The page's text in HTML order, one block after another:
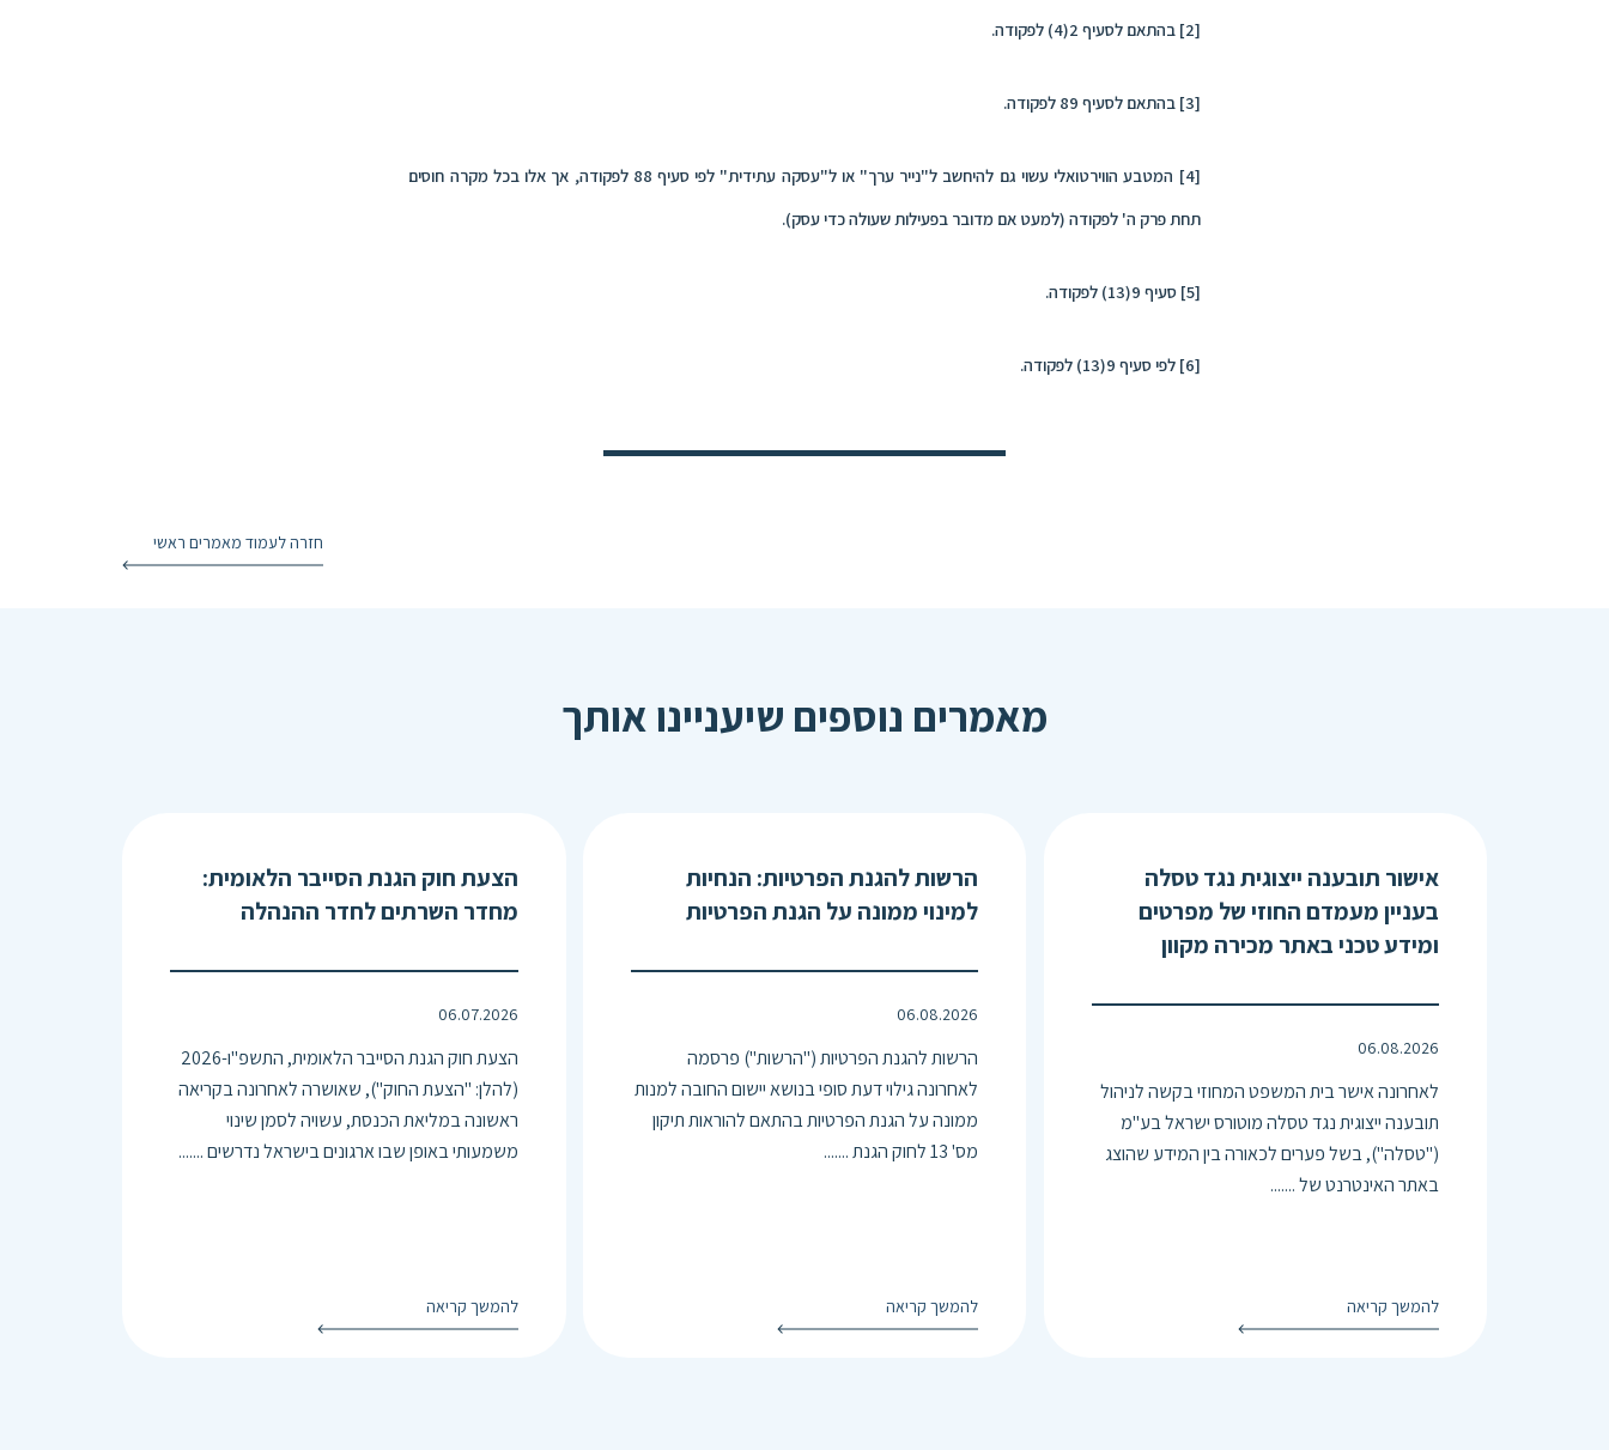
[2] בהתאם לסעיף 2(4) לפקודה.
[3] בהתאם לסעיף 89 לפקודה.
[4]
המטבע הווירטואלי עשוי גם להיחשב ל"נייר ערך" או ל"עסקה עתידית" לפי סעיף 88 לפקודה, אך אלו בכל מקרה חוסים
תחת פרק ה' לפקודה (למעט אם מדובר בפעילות שעולה כדי עסק).
[5] סעיף 9(13) לפקודה.
[6] לפי סעיף 9(13) לפקודה.
חזרה לעמוד מאמרים ראשי
מאמרים נוספים שיעניינו אותך
אישור תובענה ייצוגית נגד טסלה
בעניין מעמדם החוזי של מפרטים
ומידע טכני באתר מכירה מקוון
06.08.2026
לאחרונה אישר בית המשפט המחוזי בקשה לניהול
תובענה ייצוגית נגד טסלה מוטורס ישראל בע"מ
("טסלה"), בשל פערים לכאורה בין המידע שהוצג
באתר האינטרנט של .......
להמשך קריאה
הרשות להגנת הפרטיות: הנחיות
למינוי ממונה על הגנת הפרטיות
06.08.2026
הרשות להגנת הפרטיות ("הרשות") פרסמה
לאחרונה גילוי דעת סופי בנושא יישום החובה למנות
ממונה על הגנת הפרטיות בהתאם להוראות תיקון
מס' 13 לחוק הגנת .......
להמשך קריאה
הצעת חוק הגנת הסייבר הלאומית:
מחדר השרתים לחדר ההנהלה
06.07.2026
הצעת חוק הגנת הסייבר הלאומית, התשפ"ו-2026
(להלן: "הצעת החוק"), שאושרה לאחרונה בקריאה
ראשונה במליאת הכנסת, עשויה לסמן שינוי
משמעותי באופן שבו ארגונים בישראל נדרשים .......
להמשך קריאה